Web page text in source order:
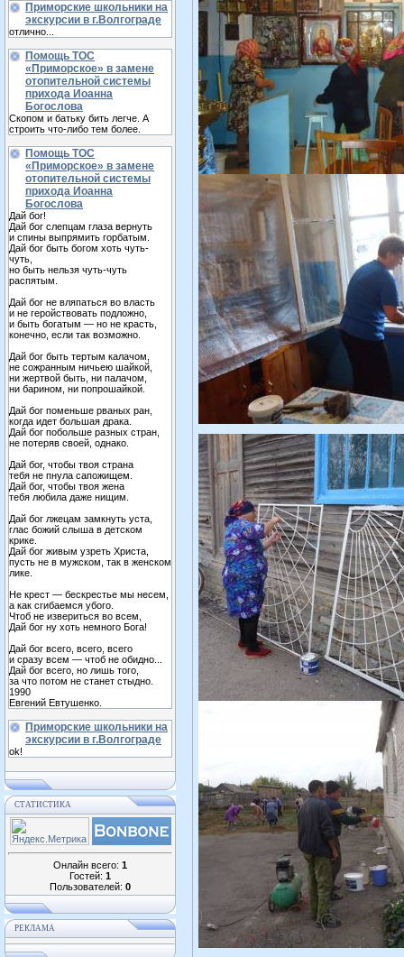
Приморские школьники на
экскурсии в г.Волгограде
отлично...
Помощь ТОС
«Приморское» в замене
отопительной системы
прихода Иоанна
Богослова
Скопом и батьку бить легче. А
строить что-либо тем более.
Помощь ТОС
«Приморское» в замене
отопительной системы
прихода Иоанна
Богослова
Дай бог!
Дай бог слепцам глаза вернуть
и спины выпрямить горбатым.
Дай бог быть богом хоть чуть-
чуть,
но быть нельзя чуть-чуть
распятым.
Дай бог не вляпаться во власть
и не геройствовать подложно,
и быть богатым — но не красть,
конечно, если так возможно.
Дай бог быть тертым калачом,
не сожранным ничьею шайкой,
ни жертвой быть, ни палачом,
ни барином, ни попрошайкой.
Дай бог поменьше рваных ран,
когда идет большая драка.
Дай бог побольше разных стран,
не потеряв своей, однако.
Дай бог, чтобы твоя страна
тебя не пнула сапожищем.
Дай бог, чтобы твоя жена
тебя любила даже нищим.
Дай бог лжецам замкнуть уста,
глас божий слыша в детском
крике.
Дай бог живым узреть Христа,
пусть не в мужском, так в женском
лике.
Не крест — бескрестье мы несем,
а как сгибаемся убого.
Чтоб не извериться во всем,
Дай бог ну хоть немного Бога!
Дай бог всего, всего, всего
и сразу всем — чтоб не обидно...
Дай бог всего, но лишь того,
за что потом не станет стыдно.
1990
Евгений Евтушенко.
Приморские школьники на
экскурсии в г.Волгограде
ok!
СТАТИСТИКА
Онлайн всего: 1
Гостей: 1
Пользователей: 0
РЕКЛАМА